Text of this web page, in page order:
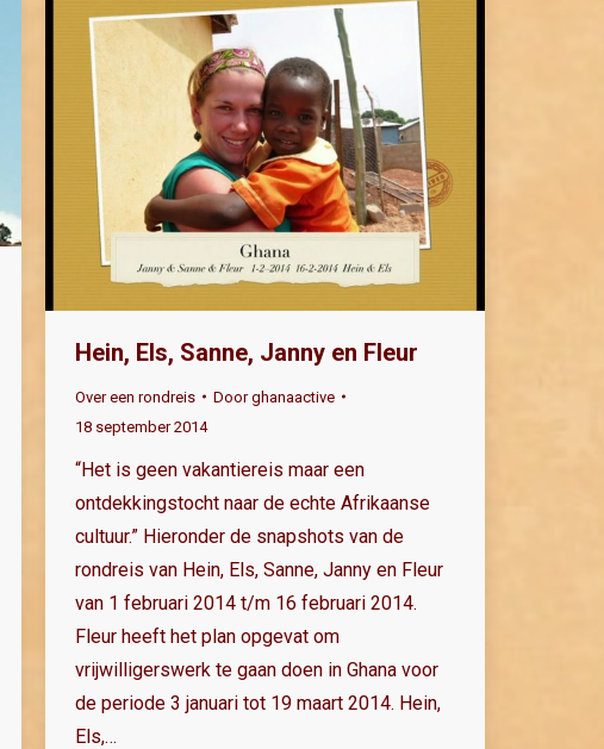
Hein, Els, Sanne, Janny en Fleur
Over een rondreis Doorghanaactive
18 september 2014
“Het is geen vakantiereis maar een
ontdekkingstocht naar de echte Afrikaanse
cultuur.” Hieronder de snapshots van de
rondreis van Hein, Els, Sanne, Janny en Fleur
van 1 februari 2014 t/m 16 februari 2014.
Fleur heeft het plan opgevat om
vrijwilligerswerk te gaan doen in Ghana voor
de periode 3 januari tot 19 maart 2014. Hein,
Els,…